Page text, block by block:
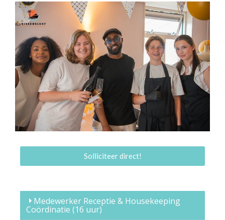
Solliciteer direct!
Medewerker Receptie & Housekeeping
Coördinatie (16 uur)